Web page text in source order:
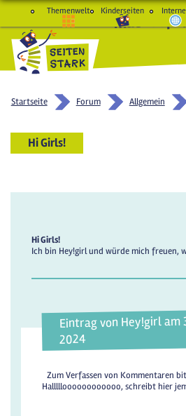
Themenwelt Kinderseiten
macht
Startseite Forum Allgemein
Hi Girls!
Hi Girls!
Ich bin Hey!girl und würde mich freuen,
Eintrag von Hey!girl am
2024
Zum Verfassen von Kommentaren
Hallllloooooooooooo, schreibt hier